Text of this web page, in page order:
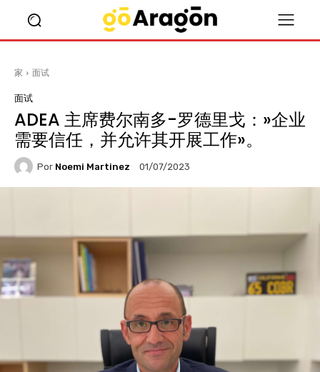
家 面试
面试
ADEA 主席费尔南多-罗德里戈：»企业
需要信任，并允许其开展工作»。
Por Noemi Martinez 01/07/2023